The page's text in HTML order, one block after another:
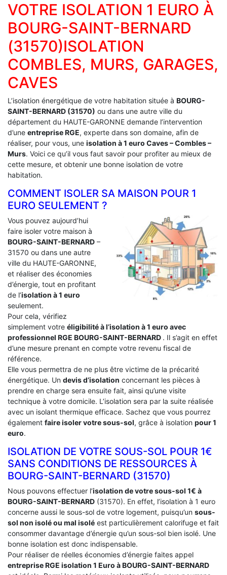
VOTRE ISOLATION 1 EURO À
BOURG-SAINT-BERNARD
(31570)ISOLATION
COMBLES, MURS, GARAGES,
CAVES
L’isolation énergétique de votre habitation située à BOURG-
SAINT-BERNARD (31570) ou dans une autre ville du
département du HAUTE-GARONNE demande l’intervention
d’une entreprise RGE, experte dans son domaine, afin de
réaliser, pour vous, une isolation à 1 euro Caves – Combles –
Murs. Voici ce qu’il vous faut savoir pour profiter au mieux de
cette mesure, et obtenir une bonne isolation de votre
habitation.
COMMENT ISOLER SA MAISON POUR 1
EURO SEULEMENT ?
Vous pouvez aujourd’hui
faire isoler votre maison à
BOURG-SAINT-BERNARD –
31570 ou dans une autre
ville du HAUTE-GARONNE,
et réaliser des économies
d’énergie, tout en profitant
de l’isolation à 1 euro
seulement.
Pour cela, vérifiez
simplement votre éligibilité à l’isolation à 1 euro avec
professionnel RGE BOURG-SAINT-BERNARD . Il s’agit en effet
d’une mesure prenant en compte votre revenu fiscal de
référence.
Elle vous permettra de ne plus être victime de la précarité
énergétique. Un devis d’isolation concernant les pièces à
prendre en charge sera ensuite fait, ainsi qu’une visite
technique à votre domicile. L’isolation sera par la suite réalisée
avec un isolant thermique efficace. Sachez que vous pourrez
également faire isoler votre sous-sol, grâce à isolation pour 1
euro.
ISOLATION DE VOTRE SOUS-SOL POUR 1€
SANS CONDITIONS DE RESSOURCES À
‎BOURG-SAINT-BERNARD (31570)
Nous pouvons effectuer l’isolation de votre sous-sol 1€ à
BOURG-SAINT-BERNARD (31570). En effet, l’isolation à 1 euro
concerne aussi le sous-sol de votre logement, puisqu’un sous-
sol non isolé ou mal isolé est particulièrement calorifuge et fait
consommer davantage d’énergie qu’un sous-sol bien isolé. Une
bonne isolation est donc indispensable.
Pour réaliser de réelles économies d’énergie faites appel
entreprise RGE isolation 1 Euro à BOURG-SAINT-BERNARD